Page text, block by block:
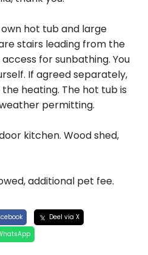
hot tub and large
stairs leading from the
for sunbathing. You
If agreed separately,
heating. The hot tub is
permitting.
kitchen. Wood shed,
additional pet fee.
Deel via X